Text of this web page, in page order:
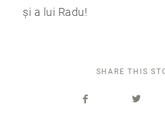
și a lui Radu!
SHARE THIS